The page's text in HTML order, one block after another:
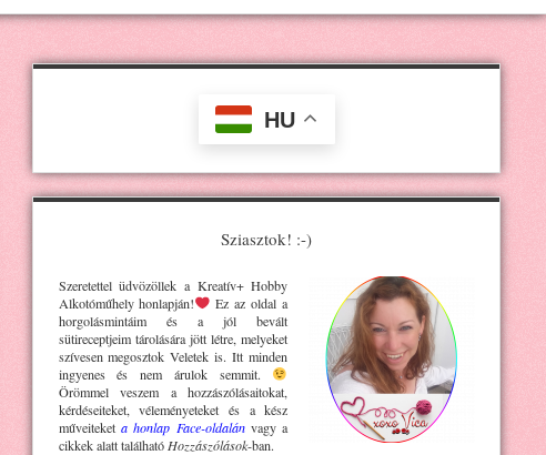
HU
Sziasztok! :-)
Szeretettel üdvözöllek a Kreatív+ Hobby
Alkotóműhelyhonlapján!
Ez az oldal a
horgolásmintáim és a jól bevált
sütireceptjeim tárolására jött létre, melyeket
szívesen megosztok Veletek is. Itt minden
ingyenes és nem árulok semmit.
Örömmel veszem a hozzászólásaitokat,
kérdéseiteket, véleményeteket és a kész
műveiteket a honlap Face-oldalánvagy a
cikkek alatt található Hozzászólások-ban.